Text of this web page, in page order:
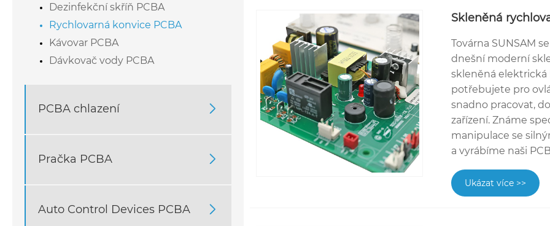
Dezinfekční skříň PCBA
Rychlovarná konvice PCBA
Kávovar PCBA
Dávkovač vody PCBA
PCBA chlazení 
Pračka PCBA 
Auto Control Devices PCBA 
Skleněná
Továrna SUNSAM
dnešní moderní
skleněná elektrická
potřebujete pro
snadno pracovat,
zařízení. Známe
manipulace se
a vyrábíme naši
Ukázat více >>